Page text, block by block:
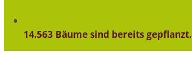
14.563 Bäume sind bereits gepflanzt.